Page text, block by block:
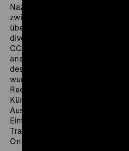
Nazi-Deutschland besetzten
zwischen 1933 und 1945
über den Kunsthandel verkauft
diversen Sammeldepots nach
CCP wurden die Kunstobjekte
anschließend restituieren zu
des CCP, die im Bundesarchiv
wurden gescannt und
Recherchen nach Einträgen
Künstler*innen, Einlieferer*innen,
Auslagerungsorten und den
Einträge in der Datenbank
Transkriptions- und
Onlinestellung.